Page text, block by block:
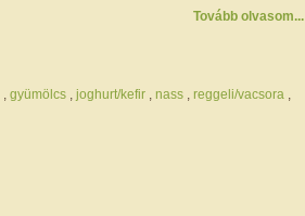
Tovább olvasom...
, gyümölcs , joghurt/kefir , nass , reggeli/vacsora ,